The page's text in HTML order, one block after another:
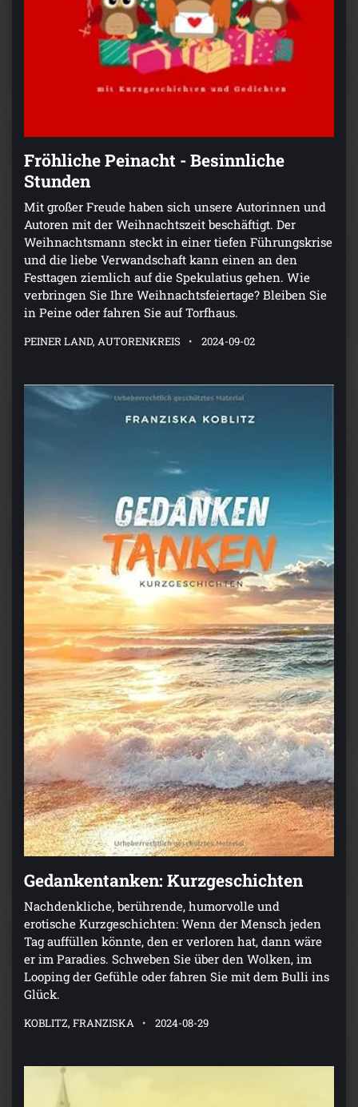
Fröhliche Peinacht - Besinnliche
Stunden
Mit großer Freude haben sich unsere Autorinnen und
Autoren mit der Weihnachtszeit beschäftigt. Der
Weihnachtsmann steckt in einer tiefen Führungskrise
und die liebe Verwandschaft kann einen an den
Festtagen ziemlich auf die Spekulatius gehen. Wie
verbringen Sie Ihre Weihnachtsfeiertage? Bleiben Sie
in Peine oder fahren Sie auf Torfhaus.
PEINER LAND, AUTORENKREIS 2024-09-02
Gedankentanken: Kurzgeschichten
Nachdenkliche, berührende, humorvolle und
erotische Kurzgeschichten: Wenn der Mensch jeden
Tag auffüllen könnte, den er verloren hat, dann wäre
er im Paradies. Schweben Sie über den Wolken, im
Looping der Gefühle oder fahren Sie mit dem Bulli ins
Glück.
KOBLITZ, FRANZISKA 2024-08-29